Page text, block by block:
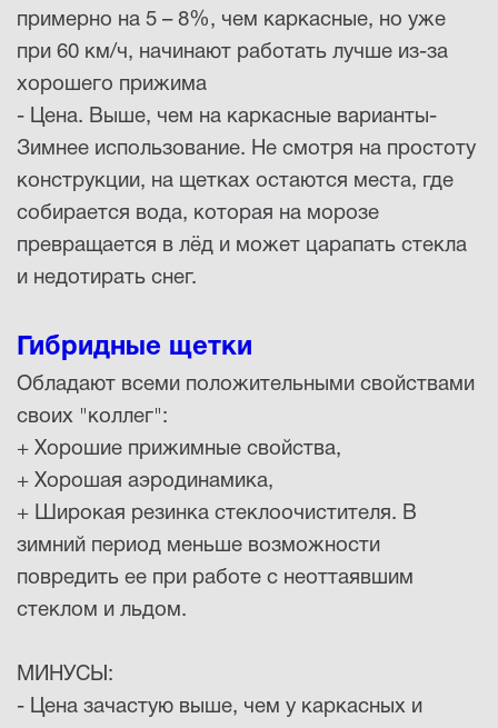
примерно на 5 – 8%, чем каркасные, но уже
при 60 км/ч, начинают работать лучше из-за
хорошего прижима
- Цена. Выше, чем на каркасные варианты-
Зимнее использование. Не смотря на простоту
конструкции, на щетках остаются места, где
собирается вода, которая на морозе
превращается в лёд и может царапать стекла
и недотирать снег.
Гибридные щетки
Обладают всеми положительными свойствами
своих "коллег":
+ Хорошие прижимные свойства,
+ Хорошая аэродинамика,
+ Широкая резинка стеклоочистителя. В
зимний период меньше возможности
повредить ее при работе с неоттаявшим
стеклом и льдом.
МИНУСЫ:
- Цена зачастую выше, чем у каркасных и